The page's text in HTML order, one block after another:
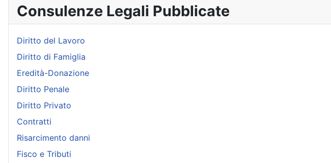
Consulenze Legali Pubblicate
Diritto del Lavoro
Diritto di Famiglia
Eredità-Donazione
Diritto Penale
Diritto Privato
Contratti
Risarcimento danni
Fisco e Tributi